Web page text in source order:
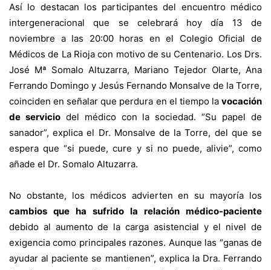
Así lo destacan los participantes del encuentro médico
intergeneracional que se celebrará hoy día 13 de
noviembre a las 20:00 horas en el Colegio Oficial de
Médicos de La Rioja con motivo de su Centenario. Los Drs.
José Mª Somalo Altuzarra, Mariano Tejedor Olarte, Ana
Ferrando Domingo y Jesús Fernando Monsalve de la Torre,
coinciden en señalar que perdura en el tiempo la vocación
de serviciodel médico con la sociedad. “Su papel de
sanador”, explica el Dr. Monsalve de la Torre, del que se
espera que “si puede, cure y si no puede, alivie”, como
añade el Dr. Somalo Altuzarra.
No obstante, los médicos advierten en su mayoría los
cambios que ha sufrido la relación médico-paciente
debido al aumento de la carga asistencial y el nivel de
exigencia como principales razones. Aunque las “ganas de
ayudar al paciente se mantienen”, explica la Dra. Ferrando